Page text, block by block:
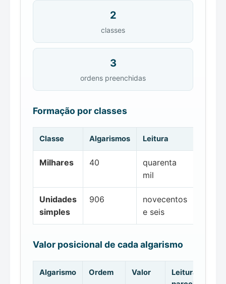
2
classes
3
ordens preenchidas
Formação por classes
Classe Algarismos Leitura
Milhares 40
quarenta
mil
Unidades
simples
906
novecentos
e seis
Valor posicional de cada algarismo
Algarismo Ordem Valor
Leitura da